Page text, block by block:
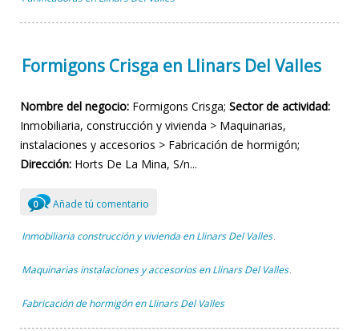
Formigons Crisga en Llinars Del Valles
Nombre del negocio: Formigons Crisga; Sector de actividad:
Inmobiliaria, construcción y vivienda > Maquinarias,
instalaciones y accesorios > Fabricación de hormigón;
Dirección: Horts De La Mina, S/n...
0 Añade tú comentario
Inmobiliaria construcción y vivienda en Llinars Del Valles ,
Maquinarias instalaciones y accesorios en Llinars Del Valles ,
Fabricación de hormigón en Llinars Del Valles